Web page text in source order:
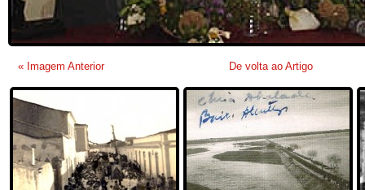
« Imagem Anterior De volta ao Artigo